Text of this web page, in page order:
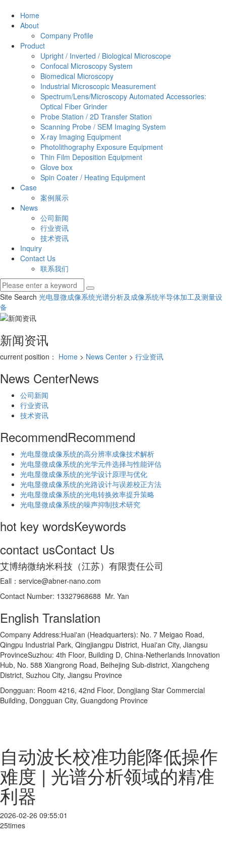
Home
About
Company Profile
Product
Upright / Inverted / Biological Microscope
Confocal Microscopy System
Biomedical Microscopy
Industrial Microscopic Measurement
Spectrum/Lens/Microscopy Automated Accessories:
Optical Fiber Grinder
Probe Station / 2D Transfer Station
Scanning Probe / SEM Imaging System
X-ray Imaging Equipment
Photolithography Exposure Equipment
Thin Film Deposition Equipment
Glove box
Spin Coater / Heating Equipment
Case
案例展示
News
公司新闻
行业资讯
技术资讯
Inquiry
Contact Us
联系我们
Site Search 光电显微成像系统光谱分析及成像系统半导体加工及测量设
备
新闻资讯
current position： Home > News Center > 行业资讯
News CenterNews
公司新闻
行业资讯
技术资讯
RecommendRecommend
光电显微成像系统的高分辨率成像技术解析
​光电显微成像系统的光学元件选择与性能评估
光电显微成像系统的光学设计原理与优化
光电显微成像系统的光路设计与误差校正方法
光电显微成像系统的光电转换效率提升策略
光电显微成像系统的噪声抑制技术研究
hot key wordsKeywords
contact usContact Us
艾博纳微纳米科技（江苏）有限责任公司
Eall：service@abner-nano.com
Contact Number: 13327968688 Mr. Yan
English Translation
Company Address:Huai'an (Headquarters): No. 7 Meigao Road,
Qingpu Industrial Park, Qingjiangpu District, Huai'an City, Jiangsu
ProvinceSuzhou: 4th Floor, Building D, China-Netherlands Innovation
Hub, No. 588 Xiangrong Road, Beihejing Sub-district, Xiangcheng
District, Suzhou City, Jiangsu Province
Dongguan: Room 4216, 42nd Floor, Dongjiang Star Commercial
Building, Dongguan City, Guangdong Province
自动波长校准功能降低操作
难度 | 光谱分析领域的精准
利器
2026-02-26 09:55:01
25times